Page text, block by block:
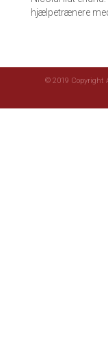
hjælpetrænere
© 2019 Copyright